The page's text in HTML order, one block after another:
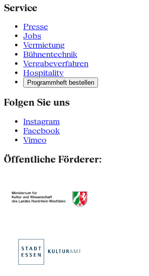
Service
Presse
Jobs
Vermietung
Bühnentechnik
Vergabeverfahren
Hospitality
Programmheft bestellen
Folgen Sie uns
Instagram
Facebook
Vimeo
Öffentliche Förderer: